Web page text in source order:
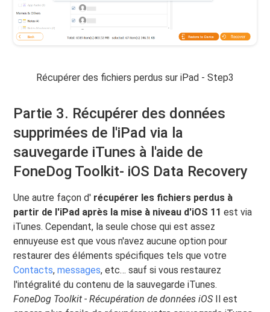
Récupérer des fichiers perdus sur iPad - Step3
Partie 3. Récupérer des données
supprimées de l'iPad via la
sauvegarde iTunes à l'aide de
FoneDog Toolkit- iOS Data Recovery
Une autre façon d' récupérer les fichiers perdus à
partir de l'iPad après la mise à niveau d'iOS 11 est via
iTunes. Cependant, la seule chose qui est assez
ennuyeuse est que vous n'avez aucune option pour
restaurer des éléments spécifiques tels que votre
Contacts,messages, etc… sauf si vous restaurez
l'intégralité du contenu de la sauvegarde iTunes.
FoneDog Toolkit - Récupération de données iOSIl est